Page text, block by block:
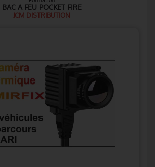
BAC A FEU POCKET FIRE
JCM DISTRIBUTION